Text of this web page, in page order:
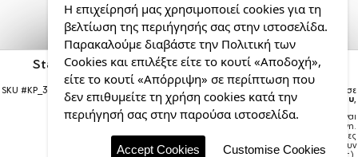
Star Wars, I Am Your Son, Tumbler ποτήρι θερμό
ΓΚΡΙ από ανοξείδωτο ατσάλι 600ml
SKU #KP_34278_tumbler-grey Η παραγγελία σας θα παραδοθεί σε
courier έως τηνΤρίτη 18 Αυγούστου,
Σημείωση:Η παράδοση στο courier είναι
εκτιμώμενη.
1–3 εργάσιμες
ημέρες (ενδέχεται να υπάρξουν
καθυστερήσεις).
Web
Design,
Social
Media
&
SEO
Agency
από
την
CDL.gr
Η επιχείρησή μας χρησιμοποιεί cookies για τη
βελτίωση της περιήγησής σας στην ιστοσελίδα.
Παρακαλούμε διαβάστε την Πολιτική των
Cookies και επιλέξτε είτε το κουτί «Αποδοχή»,
είτε το κουτί «Απόρριψη» σε περίπτωση που
δεν επιθυμείτε τη χρήση cookies κατά την
περιήγησή σας στην παρούσα ιστοσελίδα.
Accept Cookies Customise Cookies